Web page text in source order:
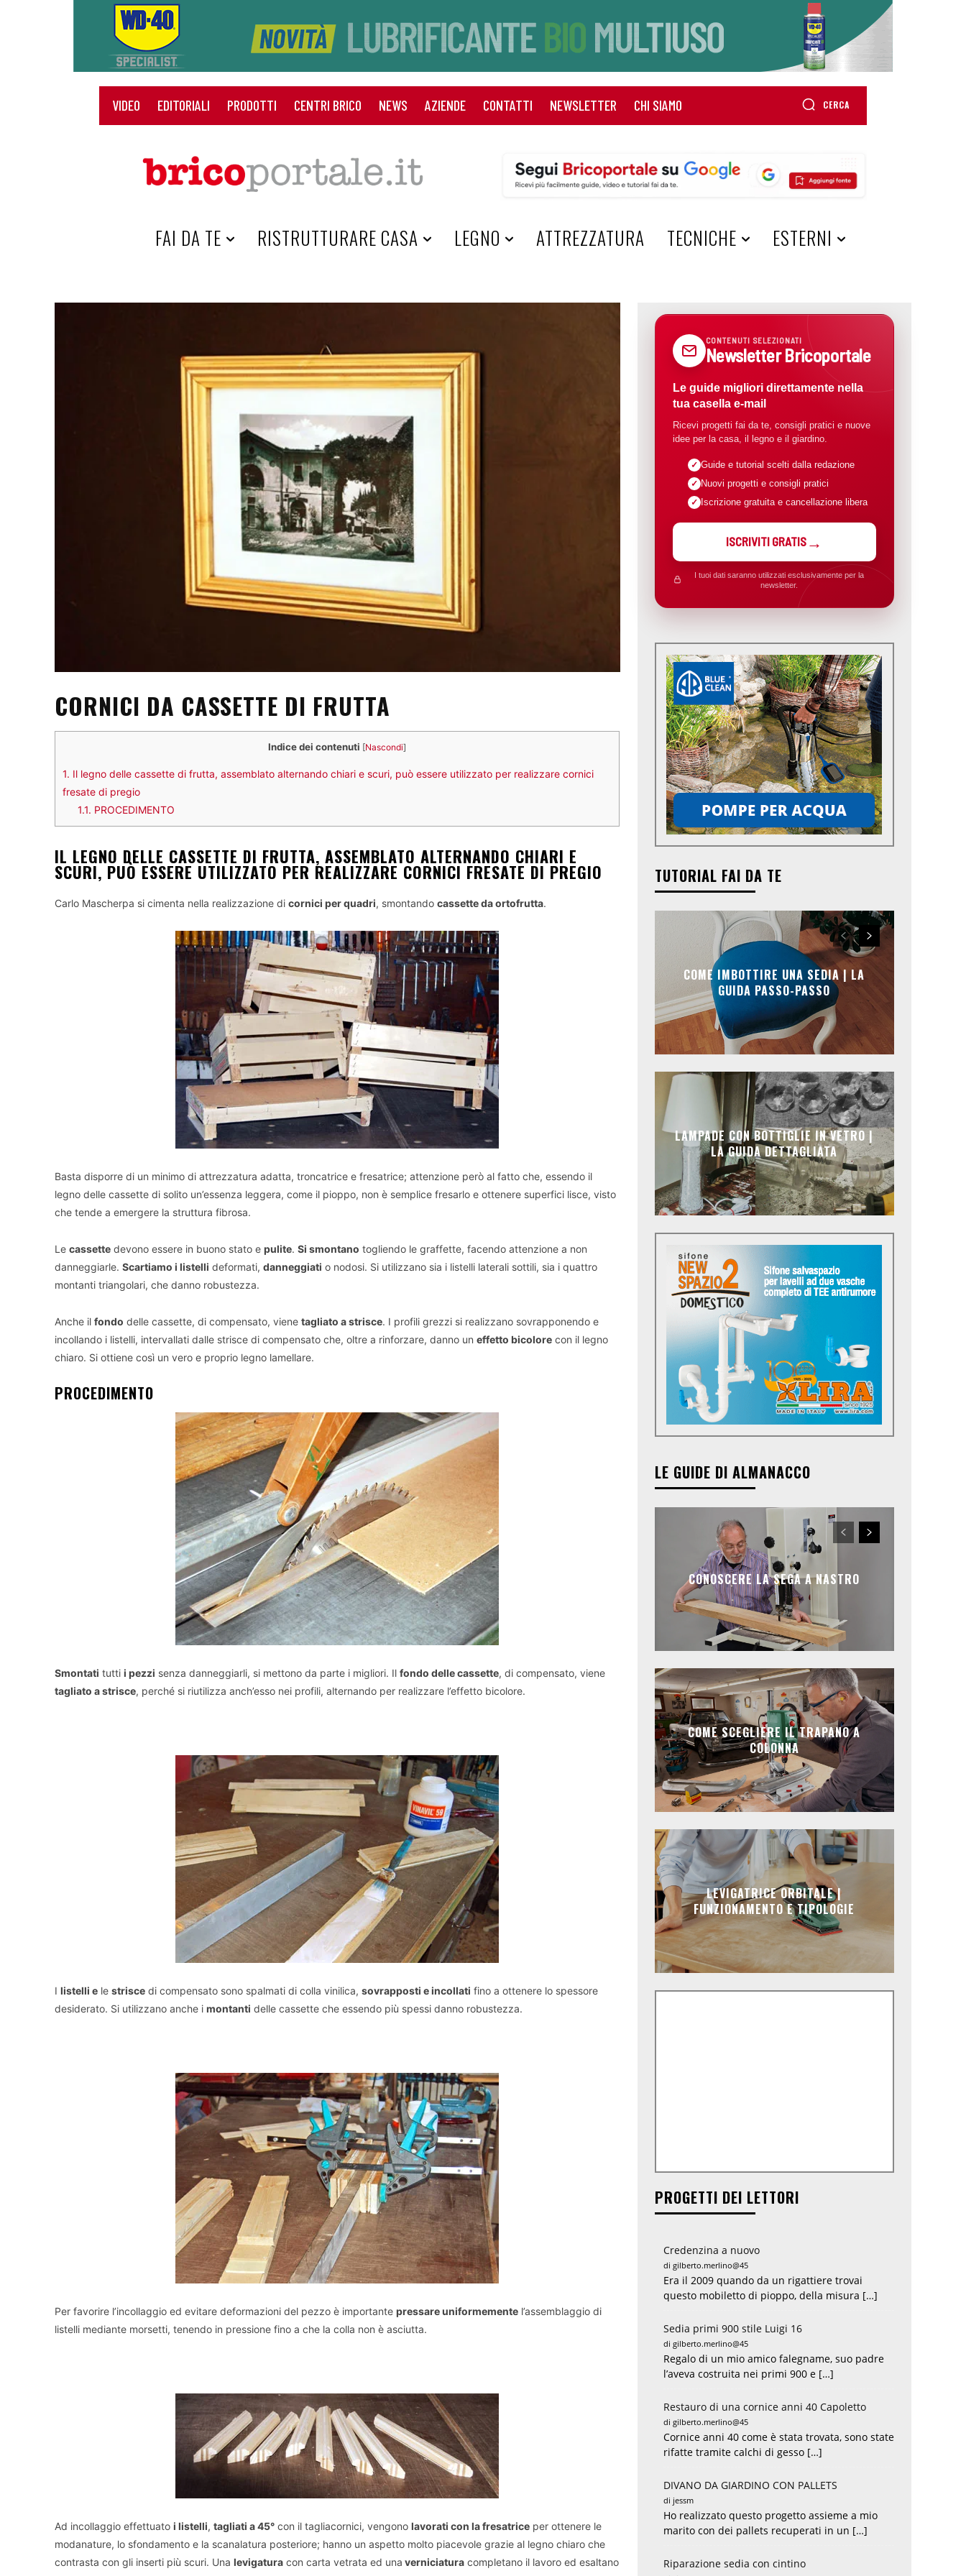
VIDEO EDITORIALI PRODOTTI CENTRI BRICO NEWS AZIENDE CONTATTI NEWSLETTER CHI SIAMO CERCA
HOME
FAI DA TE RISTRUTTURARE CASA LEGNO ATTREZZATURA TECNICHE ESTERNI
CORNICI DA CASSETTE DI FRUTTA
Indice dei contenuti [Nascondi]
1. Il legno delle cassette di frutta, assemblato alternando chiari e scuri, può essere utilizzato per realizzare cornici
fresate di pregio
1.1. PROCEDIMENTO
IL LEGNO DELLE CASSETTE DI FRUTTA, ASSEMBLATO ALTERNANDO CHIARI E
SCURI, PUÒ ESSERE UTILIZZATO PER REALIZZARE CORNICI FRESATE DI PREGIO
Carlo Mascherpa si cimenta nella realizzazione di cornici per quadri, smontando cassette da ortofrutta.
Basta disporre di un minimo di attrezzatura adatta, troncatrice e fresatrice; attenzione però al fatto che, essendo il
legno delle cassette di solito un’essenza leggera, come il pioppo, non è semplice fresarlo e ottenere superfici lisce, visto
che tende a emergere la struttura fibrosa.
Le cassette devono essere in buono stato e pulite. Si smontano togliendo le graffette, facendo attenzione a non
danneggiarle. Scartiamo i listelli deformati, danneggiati o nodosi. Si utilizzano sia i listelli laterali sottili, sia i quattro
montanti triangolari, che danno robustezza.
Anche il fondo delle cassette, di compensato, viene tagliato a strisce. I profili grezzi si realizzano sovrapponendo e
incollando i listelli, intervallati dalle strisce di compensato che, oltre a rinforzare, danno un effetto bicolore con il legno
chiaro. Si ottiene così un vero e proprio legno lamellare.
PROCEDIMENTO
Smontati tutti i pezzi senza danneggiarli, si mettono da parte i migliori. Il fondo delle cassette, di compensato, viene
tagliato a strisce, perché si riutilizza anch’esso nei profili, alternando per realizzare l’effetto bicolore.
I listelli e le strisce di compensato sono spalmati di colla vinilica, sovrapposti e incollati fino a ottenere lo spessore
desiderato. Si utilizzano anche i montanti delle cassette che essendo più spessi danno robustezza.
Per favorire l’incollaggio ed evitare deformazioni del pezzo è importante pressare uniformemente l’assemblaggio di
listelli mediante morsetti, tenendo in pressione fino a che la colla non è asciutta.
Ad incollaggio effettuato i listelli, tagliati a 45° con il tagliacornici, vengono lavorati con la fresatrice per ottenere le
modanature, lo sfondamento e la scanalatura posteriore; hanno un aspetto molto piacevole grazie al legno chiaro che
contrasta con gli inserti più scuri. Una levigatura con carta vetrata ed una verniciatura completano il lavoro ed esaltano
CONTENUTI SELEZIONATI
Newsletter Bricoportale
Le guide migliori direttamente nella
tua casella e-mail
Ricevi progetti fai da te, consigli pratici e nuove
idee per la casa, il legno e il giardino.
Guide e tutorial scelti dalla redazione
Nuovi progetti e consigli pratici
Iscrizione gratuita e cancellazione libera
ISCRIVITI GRATIS
I tuoi dati saranno utilizzati esclusivamente per la
newsletter.
TUTORIAL FAI DA TE
COME IMBOTTIRE UNA SEDIA | LA
GUIDA PASSO-PASSO
LAMPADE CON BOTTIGLIE IN VETRO |
LA GUIDA DETTAGLIATA
LE GUIDE DI ALMANACCO
CONOSCERE LA SEGA A NASTRO
COME SCEGLIERE IL TRAPANO A
COLONNA
LEVIGATRICE ORBITALE |
FUNZIONAMENTO E TIPOLOGIE
PROGETTI DEI LETTORI
Credenzina a nuovo
di gilberto.merlino@45
Era il 2009 quando da un rigattiere trovai
questo mobiletto di pioppo, della misura […]
Sedia primi 900 stile Luigi 16
di gilberto.merlino@45
Regalo di un mio amico falegname, suo padre
l’aveva costruita nei primi 900 e […]
Restauro di una cornice anni 40 Capoletto
di gilberto.merlino@45
Cornice anni 40 come è stata trovata, sono state
rifatte tramite calchi di gesso […]
DIVANO DA GIARDINO CON PALLETS
di jessm
Ho realizzato questo progetto assieme a mio
marito con dei pallets recuperati in un […]
Riparazione sedia con cintino